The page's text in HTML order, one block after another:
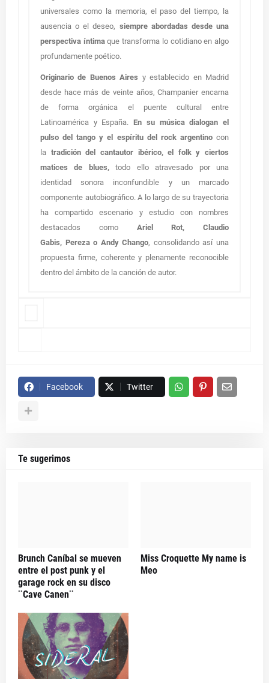
universales como la memoria, el paso del tiempo, la
ausencia o el deseo, siempre abordadas desde una
perspectiva íntimaque transforma lo cotidiano en algo
profundamente poético.
Originario de Buenos Aires y establecido en Madrid
desde hace más de veinte años, Champanier encarna
de forma orgánica el puente cultural entre
Latinoamérica y España.En su música dialogan el
pulso del tango y el espíritu del rock argentinocon
la tradición del cantautor ibérico, el folk y ciertos
matices de blues,todo ello atravesado por una
identidad sonora inconfundible y un marcado
componente autobiográfico. A lo largo de su trayectoria
ha compartido escenario y estudio con nombres
destacados como Ariel Rot, Claudio
Gabis, Pereza o Andy Chango, consolidando así una
propuesta firme, coherente y plenamente reconocible
dentro del ámbito de la canción de autor.
Facebook Twitter
Te sugerimos
Brunch Caníbal se mueven
entre el post punk y el
garage rock en su disco
¨Cave Canen¨
Miss Croquette My name is
Meo